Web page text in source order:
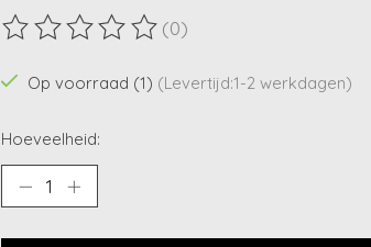
De beoordeling van dit product is
(0)
Op voorraad (1) (Levertijd:1-2 werkdagen)
Hoeveelheid: